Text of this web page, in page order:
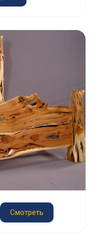
Смотреть